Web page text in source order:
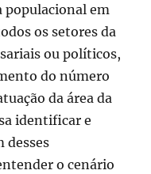
populacional em
os setores da
ou políticos,
do número
da área da
identificar e
desses
o cenário